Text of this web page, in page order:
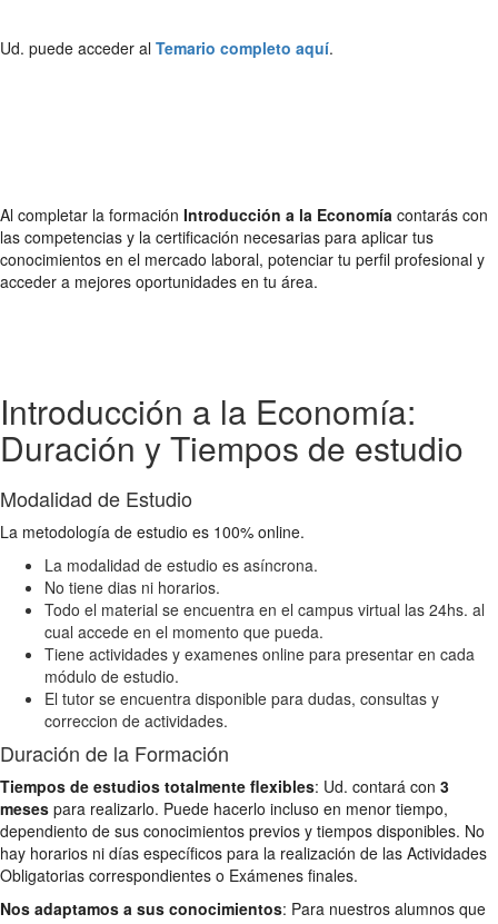
Ud. puede acceder al Temario completo aquí.
Al completar la formación Introducción a la Economía contarás con
las competencias y la certificación necesarias para aplicar tus
conocimientos en el mercado laboral, potenciar tu perfil profesional y
acceder a mejores oportunidades en tu área.
Introducción a la Economía:
Duración y Tiempos de estudio
Modalidad de Estudio
La metodología de estudio es 100% online.
La modalidad de estudio es asíncrona.
No tiene dias ni horarios.
Todo el material se encuentra en el campus virtual las 24hs. al
cual accede en el momento que pueda.
Tiene actividades y examenes online para presentar en cada
módulo de estudio.
El tutor se encuentra disponible para dudas, consultas y
correccion de actividades.
Duración de la Formación
Tiempos de estudios totalmente flexibles: Ud. contará con 3
meses para realizarlo. Puede hacerlo incluso en menor tiempo,
dependiento de sus conocimientos previos y tiempos disponibles. No
hay horarios ni días específicos para la realización de las Actividades
Obligatorias correspondientes o Exámenes finales.
Nos adaptamos a sus conocimientos: Para nuestros alumnos que